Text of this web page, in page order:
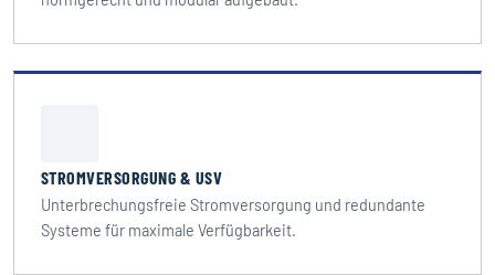
STROMVERSORGUNG & USV
Unterbrechungsfreie Stromversorgung und redundante
Systeme für maximale Verfügbarkeit.